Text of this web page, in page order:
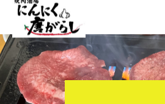
HOME
にんからブログ